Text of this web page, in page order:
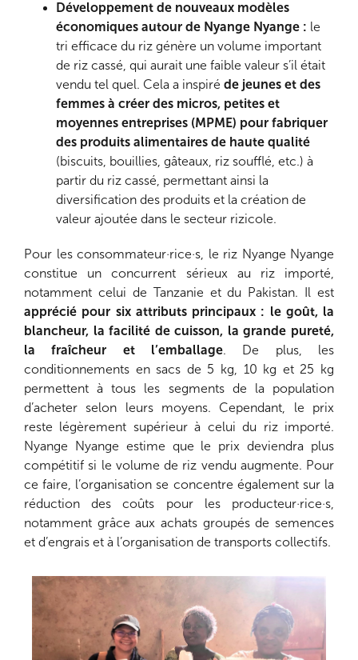
Développement de nouveaux modèles
économiques autour de Nyange Nyange : le
tri efficace du riz génère un volume important
de riz cassé, qui aurait une faible valeur s’il était
vendu tel quel. Cela a inspiré de jeunes et des
femmes à créer des micros, petites et
moyennes entreprises (MPME) pour fabriquer
des produits alimentaires de haute qualité
(biscuits, bouillies, gâteaux, riz soufflé, etc.) à
partir du riz cassé, permettant ainsi la
diversification des produits et la création de
valeur ajoutée dans le secteur rizicole.
Pour les consommateur·rice·s, le riz Nyange Nyange
constitue un concurrent sérieux au riz importé,
notamment celui de Tanzanie et du Pakistan. Il est
apprécié pour six attributs principaux : le goût, la
blancheur, la facilité de cuisson, la grande pureté,
la fraîcheur et l’emballage. De plus, les
conditionnements en sacs de 5 kg, 10 kg et 25 kg
permettent à tous les segments de la population
d’acheter selon leurs moyens. Cependant, le prix
reste légèrement supérieur à celui du riz importé.
Nyange Nyange estime que le prix deviendra plus
compétitif si le volume de riz vendu augmente. Pour
ce faire, l’organisation se concentre également sur la
réduction des coûts pour les producteur·rice·s,
notamment grâce aux achats groupés de semences
et d’engrais et à l’organisation de transports collectifs.